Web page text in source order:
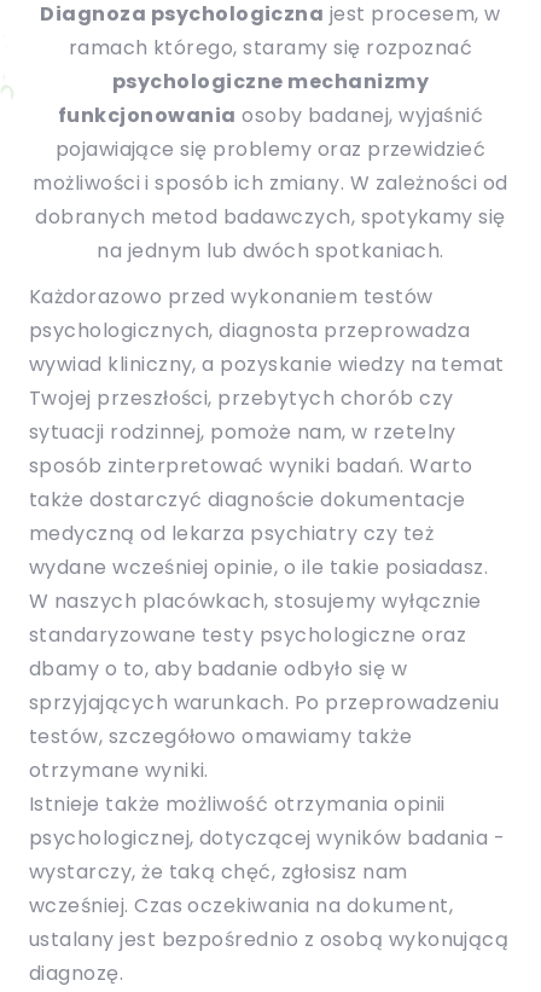
/ EN)
Społecznych
dla dzieci i
młodzieży
Diagnoza psychologiczna jest procesem, w
ramach którego, staramy się rozpoznać
psychologiczne mechanizmy
funkcjonowania osoby badanej, wyjaśnić
pojawiające się problemy oraz przewidzieć
możliwości i sposób ich zmiany. W zależności od
dobranych metod badawczych, spotykamy się
na jednym lub dwóch spotkaniach.
Każdorazowo przed wykonaniem testów
psychologicznych, diagnosta przeprowadza
wywiad kliniczny, a pozyskanie wiedzy na temat
Twojej przeszłości, przebytych chorób czy
sytuacji rodzinnej, pomoże nam, w rzetelny
sposób zinterpretować wyniki badań. Warto
także dostarczyć diagnoście dokumentacje
medyczną od lekarza psychiatry czy też
wydane wcześniej opinie, o ile takie posiadasz.
W naszych placówkach, stosujemy wyłącznie
standaryzowane testy psychologiczne oraz
dbamy o to, aby badanie odbyło się w
sprzyjających warunkach. Po przeprowadzeniu
testów, szczegółowo omawiamy także
otrzymane wyniki.
Istnieje także możliwość otrzymania opinii
psychologicznej, dotyczącej wyników badania -
wystarczy, że taką chęć, zgłosisz nam
wcześniej. Czas oczekiwania na dokument,
ustalany jest bezpośrednio z osobą wykonującą
diagnozę.